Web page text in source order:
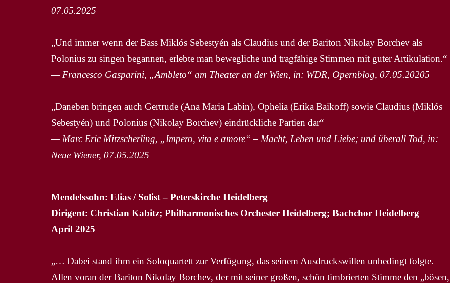
07.05.2025
„Und immer wenn der Bass Miklós Sebestyén als Claudius und der Bariton Nikolay Borchev als
Polonius zu singen begannen, erlebte man bewegliche und tragfähige Stimmen mit guter Artikulation.“
— Francesco Gasparini, „Ambleto“ am Theater an der Wien, in: WDR, Opernblog, 07.05.20205
„Daneben bringen auch Gertrude (Ana Maria Labin), Ophelia (Erika Baikoff) sowie Claudius (Miklós
Sebestyén) und Polonius (Nikolay Borchev) eindrückliche Partien dar“
— Marc Eric Mitzscherling, „Impero, vita e amore“ – Macht, Leben und Liebe; und überall Tod, in:
Neue Wiener, 07.05.2025
Mendelssohn: Elias / Solist – Peterskirche Heidelberg
Dirigent: Christian Kabitz; Philharmonisches Orchester Heidelberg; Bachchor Heidelberg
April 2025
„… Dabei stand ihm ein Soloquartett zur Verfügung, das seinem Ausdruckswillen unbedingt folgte.
Allen voran der Bariton Nikolay Borchev, der mit seiner großen, schön timbrierten Stimme den „bösen,